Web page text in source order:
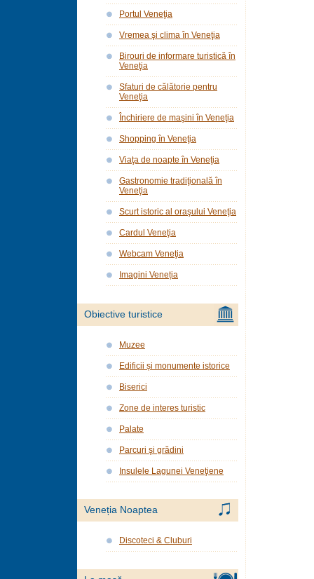
Portul Veneţia
Vremea şi clima în Veneţia
Birouri de informare turistică în
Veneţia
Sfaturi de călătorie pentru
Veneţia
Închiriere de maşini în Veneţia
Shopping în Veneţia
Viaţa de noapte în Veneţia
Gastronomie tradiţională în
Veneţia
Scurt istoric al oraşului Veneţia
Cardul Veneţia
Webcam Veneţia
Imagini Veneția
Obiective turistice
Muzee
Edificii și monumente istorice
Biserici
Zone de interes turistic
Palate
Parcuri şi grădini
Insulele Lagunei Veneţiene
Veneția Noaptea
Discoteci & Cluburi